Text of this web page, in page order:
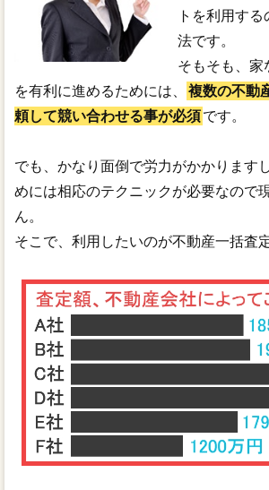
トを利用す
法です。
そもそも、家
を有利に進めるためには、
複数の不動
頼して競い合わせる事が必須です。
でも、かなり面倒で労力がかかります
めには相応のテクニックが必要なので
ん。
そこで、利用したいのが不動産一括査